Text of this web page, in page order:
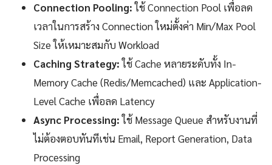
Connection Pooling:ใช้ Connection Pool เพื่อลด
เวลาในการสร้าง Connection ใหม่ตั้งค่า Min/Max Pool
Size ให้เหมาะสมกับ Workload
Caching Strategy:ใช้ Cache หลายระดับทั้ง In-
Memory Cache (Redis/Memcached) และ Application-
Level Cache เพื่อลด Latency
Async Processing:ใช้ Message Queue สำหรับงานที่
ไม่ต้องตอบทันทีเช่น Email, Report Generation, Data
Processing